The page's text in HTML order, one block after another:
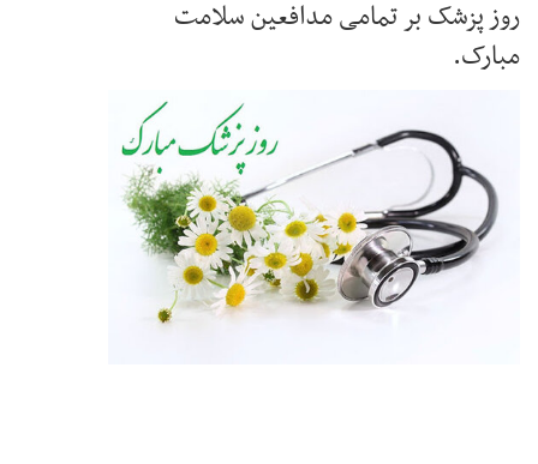
روز پزشک بر تمامی مدافعین سلامت
مبارک.